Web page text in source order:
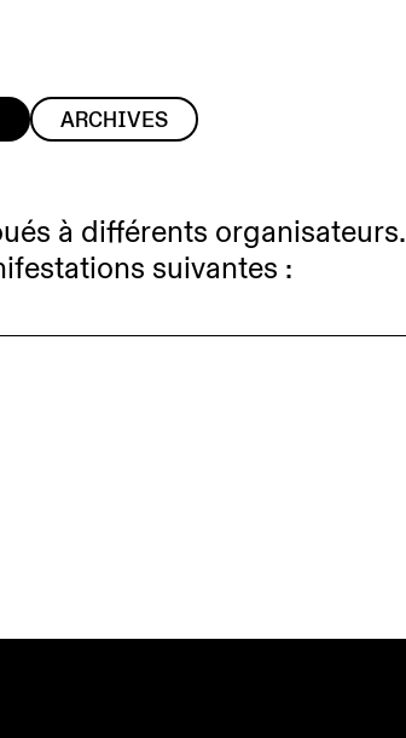
ARCHIVES
à différents organisateurs.
suivantes :